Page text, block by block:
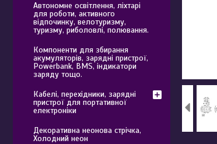
Автономне освітлення, ліхтарі
для роботи, активного
відпочинку, велотуризму,
туризму, риболовлі, полювання.
Компоненти для збирання
акумуляторів, зарядні пристрої,
Powerbank, BMS, індикатори
заряду тощо.
Кабелі, перехідники, зарядні
пристрої для портативної
електроніки
Декоративна неонова стрічка,
Холодний неон